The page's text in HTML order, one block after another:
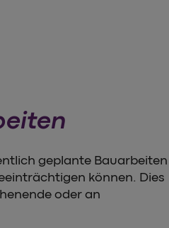
geplante Bauarbeiten
können. Dies
oder an